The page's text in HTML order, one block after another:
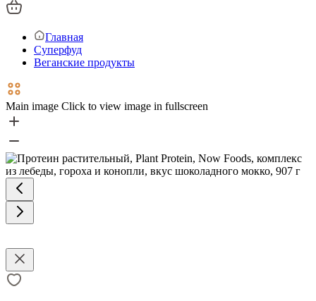
Главная
Суперфуд
Веганские продукты
Main image Click to view image in fullscreen